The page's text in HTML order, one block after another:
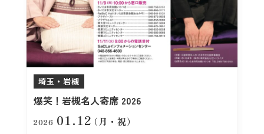
埼玉・岩槻
爆笑！岩槻名人寄席 2026
2026 01.12（月・祝）